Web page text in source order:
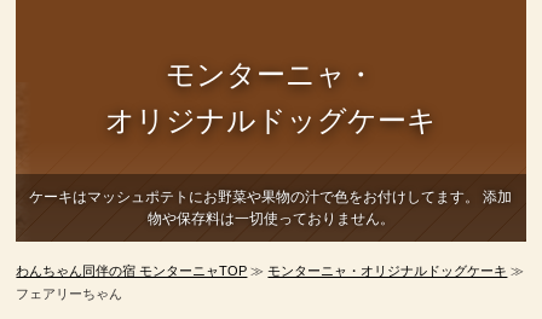
モンターニャ・
オリジナルドッグケーキ
ケーキはマッシュポテトにお野菜や果物の汁で色をお付けしてます。
添加
物や保存料は一切使っておりません。
わんちゃん同伴の宿 モンターニャTOP ≫モンターニャ・オリジナルドッグケーキ ≫
フェアリーちゃん